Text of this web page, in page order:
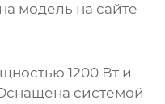
модель на сайте
1200 Вт и
системой